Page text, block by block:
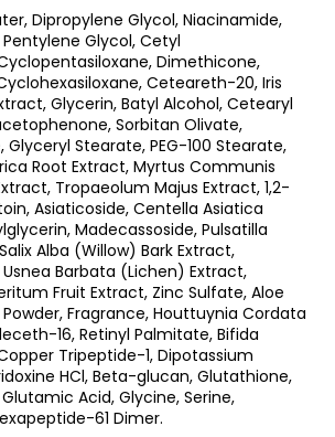
Dipropylene Glycol, Niacinamide,
Glycol, Cetyl
Dimethicone,
Ceteareth-20, Iris
Glycerin, Batyl Alcohol, Cetearyl
Sorbitan Olivate,
Stearate, PEG-100 Stearate,
Root Extract, Myrtus Communis
Tropaeolum Majus Extract, 1,2-
Asiaticoside, Centella Asiatica
Madecassoside, Pulsatilla
Alba (Willow) Bark Extract,
Barbata (Lichen) Extract,
Fruit Extract, Zinc Sulfate, Aloe
Fragrance, Houttuynia Cordata
16, Retinyl Palmitate, Bifida
Tripeptide-1, Dipotassium
HCl, Beta-glucan, Glutathione,
Acid, Glycine, Serine,
61 Dimer.